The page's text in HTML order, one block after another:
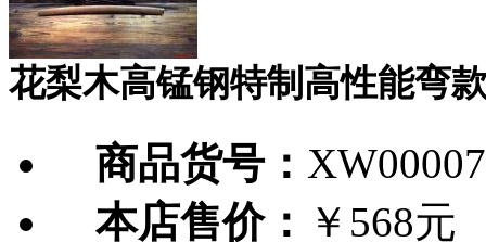
花梨木高锰钢特制高性能弯
商品货号：
本店售价： ￥568元